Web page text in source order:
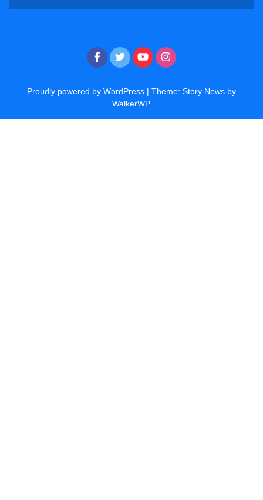
Proudly powered by WordPress | Theme: Story News by
WalkerWP.